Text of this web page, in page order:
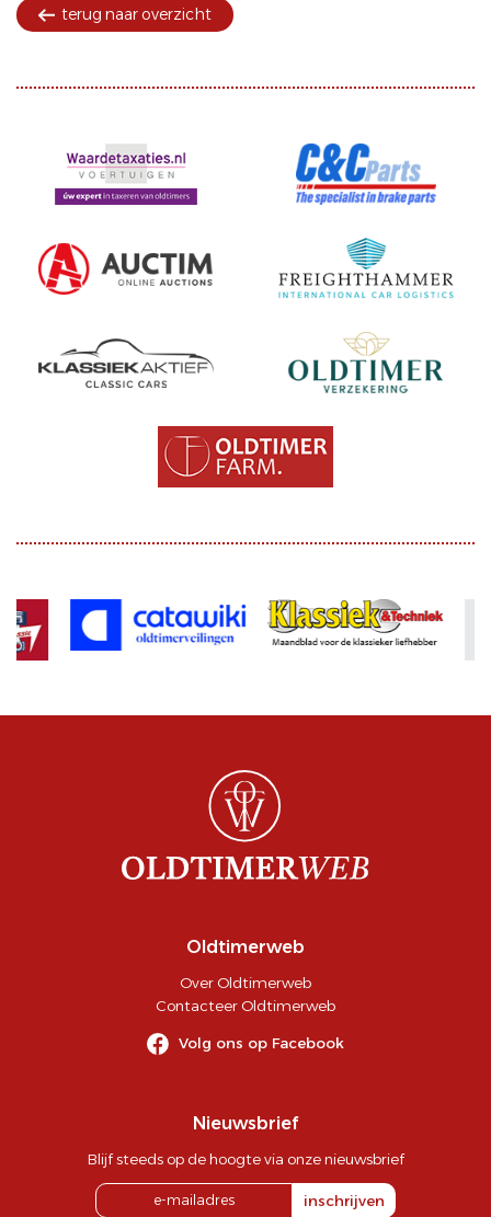
terug naar overzicht
Oldtimerweb
Over Oldtimerweb
Contacteer Oldtimerweb
Volg ons op Facebook
Nieuwsbrief
Blijf steeds op de hoogte via onze nieuwsbrief
inschrijven